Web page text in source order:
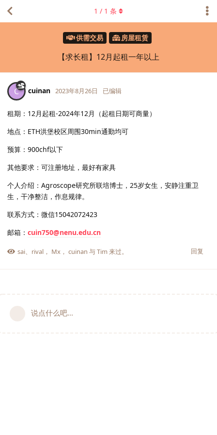
供需交易 房屋租赁
【求长租】12月起租一年以上
1 / 1 条
C cuinan 2023年8月26日 已编辑
租期：12月起租-2024年12月（起租日期可商量）
地点：ETH洪堡校区周围30min通勤均可
预算：900chf以下
其他要求：可注册地址，最好有家具
个人介绍：Agroscope研究所联培博士，25岁女生，安静注重卫
生，干净整洁，作息规律。
联系方式：微信15042072423
邮箱： cuin750@nenu.edu.cn
回复
sai、 rival ， Mx ， cuinan 与Tim 来过。
说点什么吧...